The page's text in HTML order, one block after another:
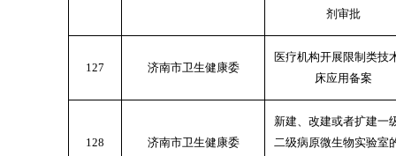
剂审批
127 济南市卫生健康委
医疗机构开展限制类技
床应用备案
128 济南市卫生健康委
新建、改建或者扩建一
二级病原微生物实验室